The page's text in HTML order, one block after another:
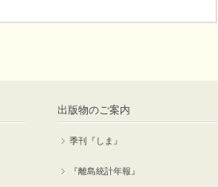
出版物のご案内
季刊『しま』
『離島統計年報』